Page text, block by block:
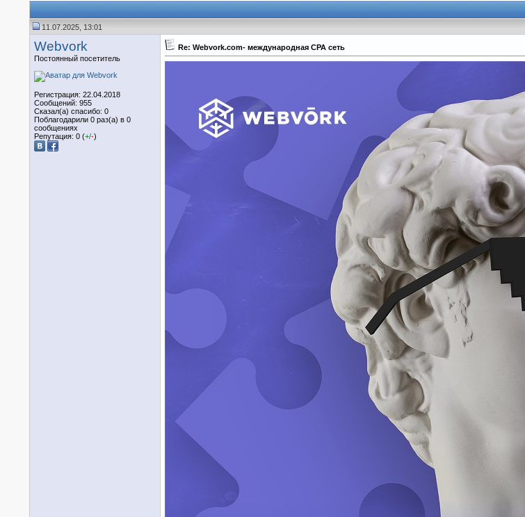
11.07.2025, 13:01
Webvork
Постоянный посетитель
Регистрация: 22.04.2018
Сообщений: 955
Сказал(а) спасибо: 0
Поблагодарили 0 раз(а) в 0
сообщениях
Репутация: 0 (+/-)
Re: Webvork.com- международная СРА сеть